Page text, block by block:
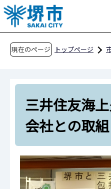
こ
の
ペ
現在のページ トップページ
さかい・コネク
口）
企業のみなさまと
三井住友海上火災
三井住友海
会社との取組